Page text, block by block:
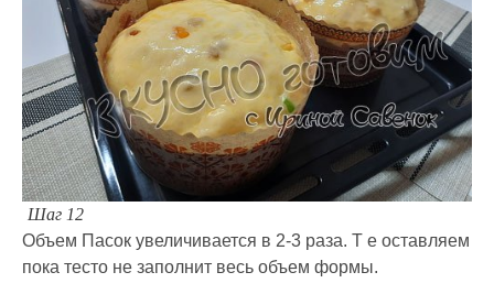
Шаг 12
Объем Пасок увеличивается в 2-3 раза. Т е оставляем
пока тесто не заполнит весь объем формы.